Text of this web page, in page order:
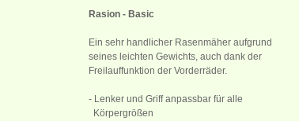
Rasion - Basic
Ein sehr handlicher Rasenmäher aufgrund
seines leichten Gewichts, auch dank der
Freilauffunktion der Vorderräder.
- Lenker und Griff anpassbar für alle
Körpergrößen